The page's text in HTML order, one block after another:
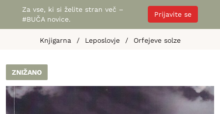
Za vse, ki si želite stran več –
#BUČA novice.
Prijavite se
Knjigarna / Leposlovje / Orfejeve solze
ZNIŽANO